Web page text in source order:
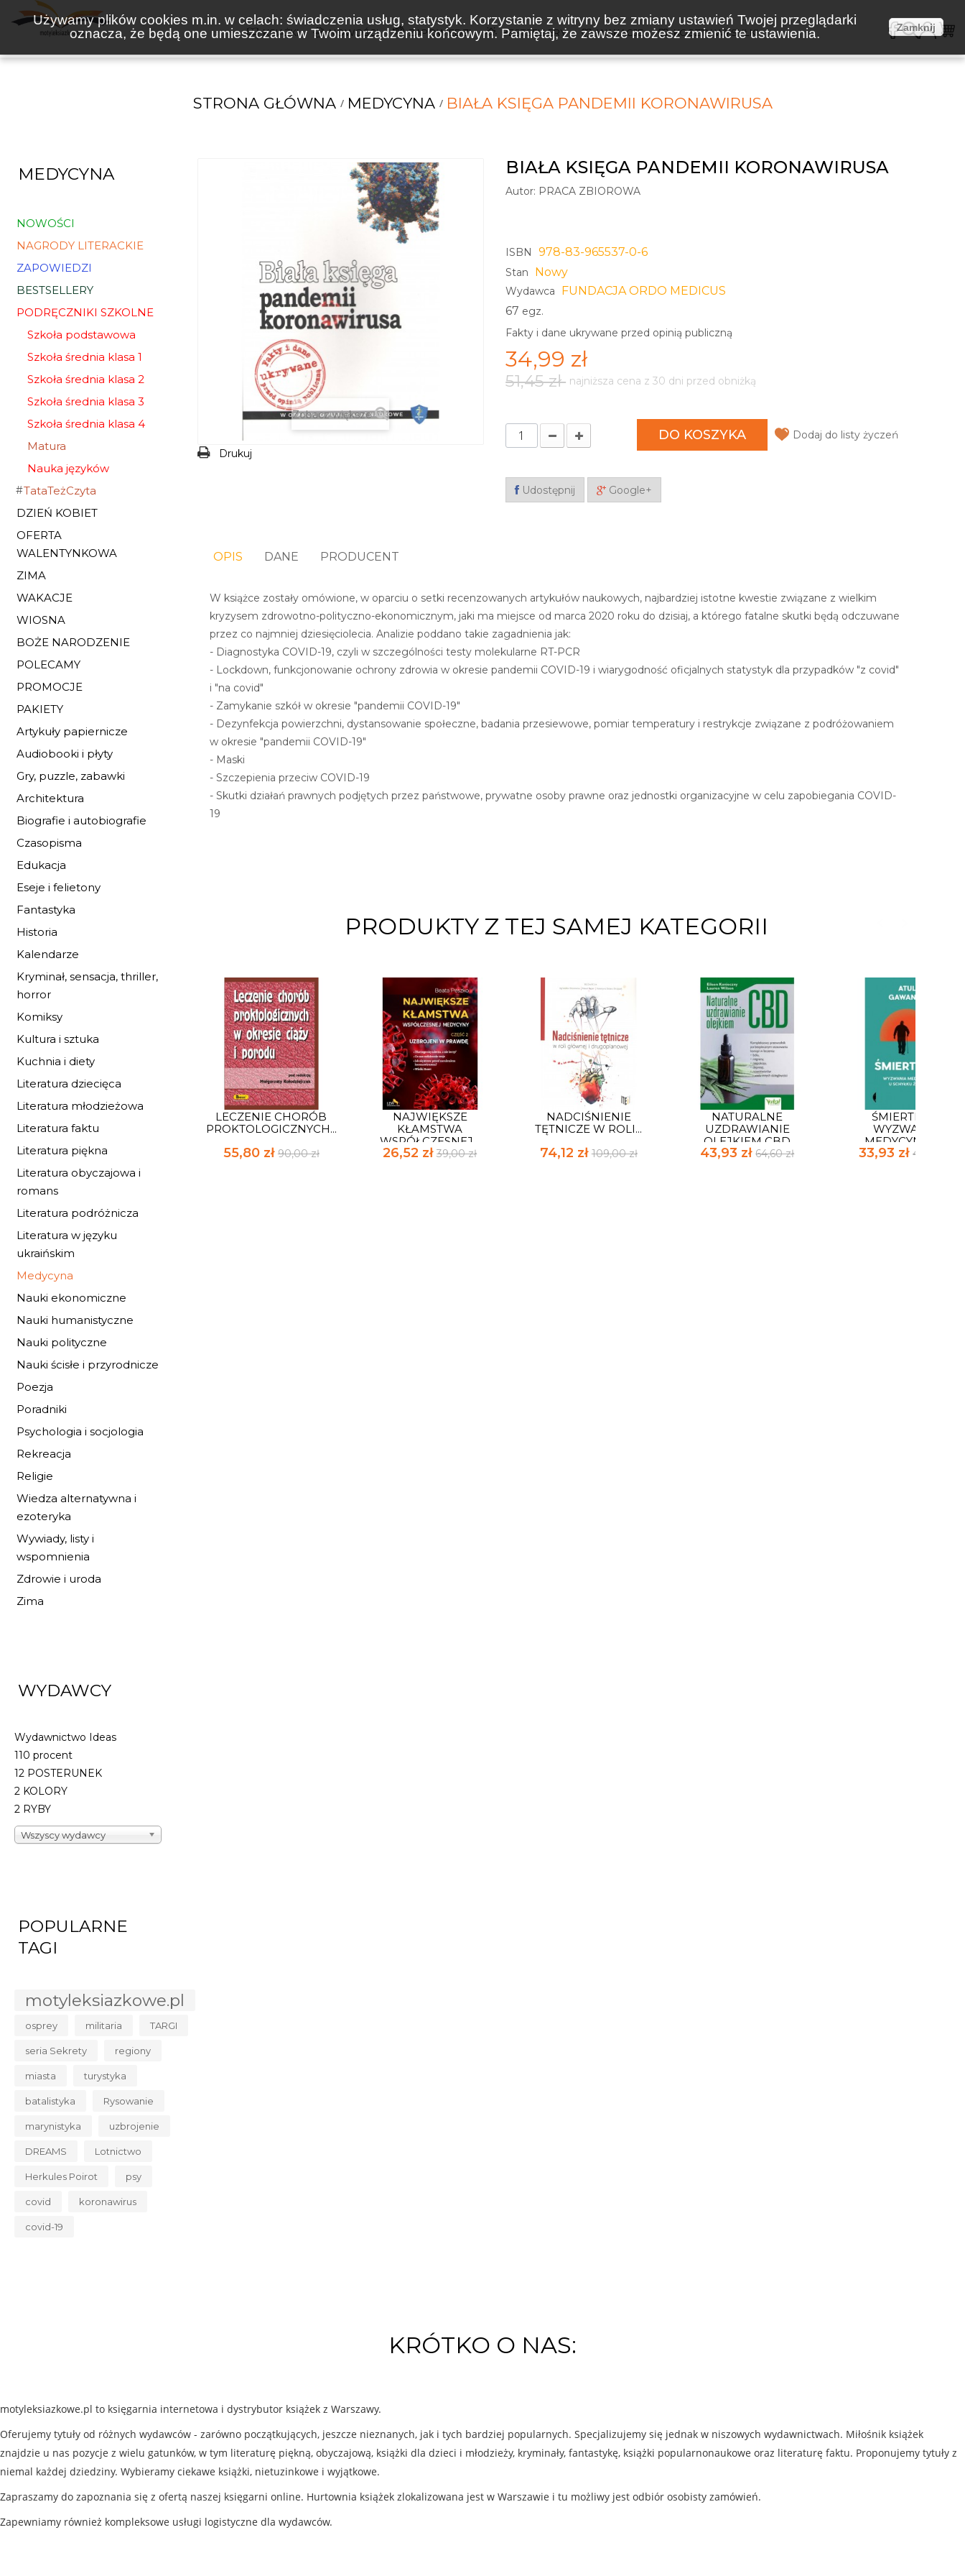
Używamy plików cookies m.in. w celach: świadczenia usług, statystyk. Korzystanie z witryny bez zmiany ustawień Twojej przeglądarki
oznacza, że będą one umieszczane w Twoim urządzeniu końcowym. Pamiętaj, że zawsze możesz zmienić te ustawienia.
Zamknij
KSIĄŻKI NOWOŚCI ZAPOWIEDZI BESTSELLERY WAKACJE KOSZTY WYSYŁKI
STRONA GŁÓWNA MEDYCYNA BIAŁA KSIĘGA PANDEMII KORONAWIRUSA
MEDYCYNA
NOWOŚCI
NAGRODY LITERACKIE
ZAPOWIEDZI
BESTSELLERY
PODRĘCZNIKI SZKOLNE
Szkoła podstawowa
Szkoła średnia klasa 1
Szkoła średnia klasa 2
Szkoła średnia klasa 3
Szkoła średnia klasa 4
Matura
Nauka języków
TataTeżCzyta
DZIEŃ KOBIET
OFERTA
WALENTYNKOWA
ZIMA
WAKACJE
WIOSNA
BOŻE NARODZENIE
POLECAMY
PROMOCJE
PAKIETY
Artykuły papiernicze
Audiobooki i płyty
Gry, puzzle, zabawki
Architektura
Biografie i autobiografie
Czasopisma
Edukacja
Eseje i felietony
Fantastyka
Historia
Kalendarze
Kryminał, sensacja, thriller,
horror
Komiksy
Kultura i sztuka
Kuchnia i diety
Literatura dziecięca
Literatura młodzieżowa
Literatura faktu
Literatura piękna
Literatura obyczajowa i
romans
Literatura podróżnicza
Literatura w języku
ukraińskim
Medycyna
Nauki ekonomiczne
Nauki humanistyczne
Nauki polityczne
Nauki ścisłe i przyrodnicze
Poezja
Poradniki
Psychologia i socjologia
Rekreacja
Religie
Wiedza alternatywna i
ezoteryka
Wywiady, listy i
wspomnienia
Zdrowie i uroda
Zima
WYDAWCY
Wydawnictwo Ideas
110 procent
12 POSTERUNEK
2 KOLORY
2 RYBY
Wszyscy wydawcy
POPULARNE
TAGI
motyleksiazkowe.pl
osprey militaria TARGI
seria Sekrety regiony
miasta turystyka
batalistyka Rysowanie
marynistyka uzbrojenie
DREAMS Lotnictwo
Herkules Poirot psy
covid koronawirus
covid-19
Zobacz większe
Drukuj
BIAŁA KSIĘGA PANDEMII KORONAWIRUSA
Autor: PRACA ZBIOROWA
ISBN 978-83-965537-0-6
Stan Nowy
Wydawca
FUNDACJA ORDO MEDICUS
67 egz.
Fakty i dane ukrywane przed opinią publiczną
34,99 zł
51,45 zł najniższa cena z 30 dni przed obniżką
DO KOSZYKA Dodaj do listy życzeń
Udostępnij Google+
OPIS DANE PRODUCENT
W książce zostały omówione, w oparciu o setki recenzowanych artykułów naukowych, najbardziej istotne kwestie związane z wielkim
kryzysem zdrowotno-polityczno-ekonomicznym, jaki ma miejsce od marca 2020 roku do dzisiaj, a którego fatalne skutki będą odczuwane
przez co najmniej dziesięciolecia. Analizie poddano takie zagadnienia jak:
- Diagnostyka COVID-19, czyli w szczególności testy molekularne RT-PCR
- Lockdown, funkcjonowanie ochrony zdrowia w okresie pandemii COVID-19 i wiarygodność oficjalnych statystyk dla przypadków "z covid"
i "na covid"
- Zamykanie szkół w okresie "pandemii COVID-19"
- Dezynfekcja powierzchni, dystansowanie społeczne, badania przesiewowe, pomiar temperatury i restrykcje związane z podróżowaniem
w okresie "pandemii COVID-19"
- Maski
- Szczepienia przeciw COVID-19
- Skutki działań prawnych podjętych przez państwowe, prywatne osoby prawne oraz jednostki organizacyjne w celu zapobiegania COVID-
19
PRODUKTY Z TEJ SAMEJ KATEGORII
LECZENIE CHORÓB
PROKTOLOGICZNYCH...
55,80 zł 90,00 zł
NAJWIĘKSZE
KŁAMSTWA
WSPÓŁCZESNEJ...
26,52 zł39,00 zł
NADCIŚNIENIE
TĘTNICZE W ROLI...
74,12 zł 109,00 zł
NATURALNE
UZDRAWIANIE
OLEJKIEM CBD
43,93 zł64,60 zł
ŚMIERTELNI
WYZWANIA
MEDYCYNY U...
33,93 zł49,90 zł
KRÓTKO O NAS:
motyleksiazkowe.pl to księgarnia internetowa i dystrybutor książek z Warszawy.
Oferujemy tytuły od różnych wydawców - zarówno początkujących, jeszcze nieznanych, jak i tych bardziej popularnych. Specjalizujemy się jednak w niszowych wydawnictwach. Miłośnik książek
znajdzie u nas pozycje z wielu gatunków, w tym literaturę piękną, obyczajową, książki dla dzieci i młodzieży, kryminały, fantastykę, książki popularnonaukowe oraz literaturę faktu. Proponujemy tytuły z
niemal każdej dziedziny. Wybieramy ciekawe książki, nietuzinkowe i wyjątkowe.
Zapraszamy do zapoznania się z ofertą naszej księgarni online. Hurtownia książek zlokalizowana jest w Warszawie i tu możliwy jest odbiór osobisty zamówień.
Zapewniamy również kompleksowe usługi logistyczne dla wydawców.